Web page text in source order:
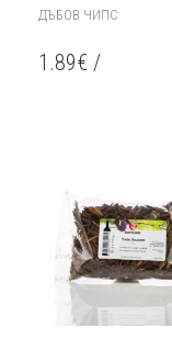
ДЪБОВ ЧИПС
1.89€ /